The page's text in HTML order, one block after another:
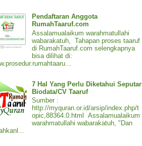
Pendaftaran Anggota
RumahTaaruf.com
Assalamualaikum warahmatullahi
wabarakatuh, Tahapan proses taaruf
di RumahTaaruf.com selengkapnya
bisa dilihat di:
7 Hal Yang Perlu Diketahui Seputar
Biodata/CV Taaruf
Sumber :
http://myquran.or.id/arsip/index.php/t
opic,88364.0.html Assalamualaikum
warahmatullahi wabarakatuh, "Dan